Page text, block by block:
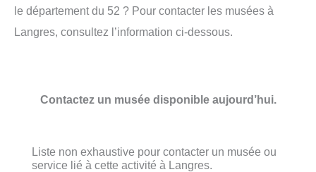
le département du 52 ? Pour contacter les musées à
Langres, consultez l’information ci-dessous.
Contactez un musée disponible aujourd’hui.
Liste non exhaustive pour contacter un musée ou
service lié à cette activité à Langres.